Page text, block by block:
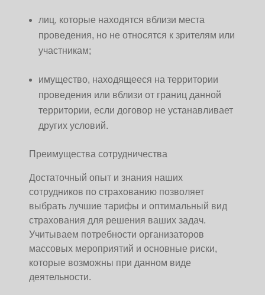
лиц, которые находятся вблизи места
проведения, но не относятся к зрителям или
участникам;
имущество, находящееся на территории
проведения или вблизи от границ данной
территории, если договор не устанавливает
других условий.
Преимущества сотрудничества
Достаточный опыт и знания наших
сотрудников по страхованию позволяет
выбрать лучшие тарифы и оптимальный вид
страхования для решения ваших задач.
Учитываем потребности организаторов
массовых мероприятий и основные риски,
которые возможны при данном виде
деятельности.